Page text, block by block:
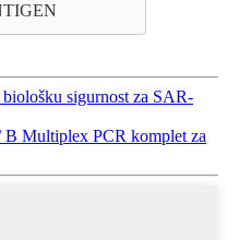
sigurnost za SAR-
Multiplex PCR komplet za